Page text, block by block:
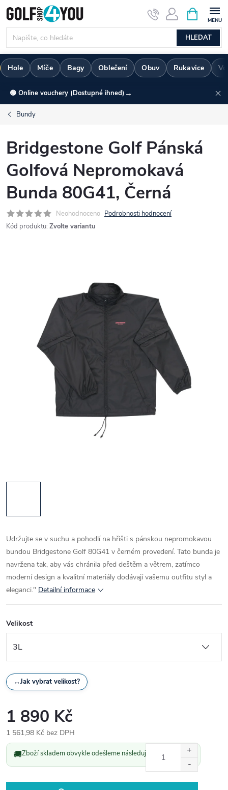
Přejít
na
obsah
HLEDAT
NÁKUPNÍ
KOŠÍK
Hole Míče Bagy Oblečení Obuv Rukavice
🟢 Online vouchery (Dostupné ihned) →
Bundy
Bridgestone Golf Pánská
Golfová Nepromokavá
Bunda 80G41, Černá
Neohodnoceno Podrobnosti hodnocení
Kód produktu: Zvolte variantu
Udržujte se v suchu a pohodlí na hřišti s pánskou nepromokavou
bundou Bridgestone Golf 80G41 v černém provedení. Tato bunda je
navržena tak, aby vás chránila před deštěm a větrem, zatímco
moderní design a kvalitní materiály dodávají vašemu outfitu styl a
eleganci." Detailní informace
Velikost
↔Jak vybrat velikost?
1 890 Kč
1 561,98 Kč bez DPH
Měrná
cena:
🚚Zboží skladem obvykle odešleme následující pracovní den.